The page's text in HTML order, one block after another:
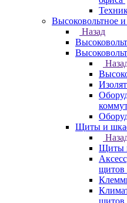
Высоковольтное
Назад
Щиты и
Щиты
щитов
щитов